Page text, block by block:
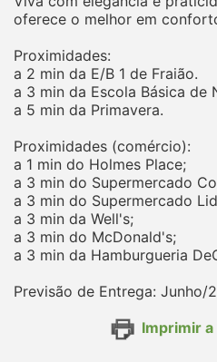
oferece o melhor em
Proximidades:
a 2 min da E/B 1 de Fraião.
a 3 min da Escola Básica de
a 5 min da Primavera.
Proximidades (comércio):
a 1 min do Holmes Place;
a 3 min do Supermercado
a 3 min do Supermercado
a 3 min da Well's;
a 3 min do McDonald's;
a 3 min da Hamburgueria
Previsão de Entrega: Junho/
Imprimir